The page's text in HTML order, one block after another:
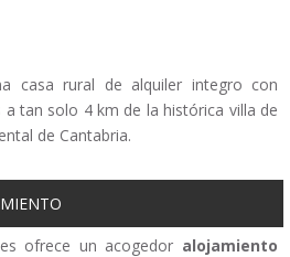
casa rural de alquiler integro con
a tan solo 4 km de la histórica villa de
de Cantabria.
ofrece un acogedor alojamiento